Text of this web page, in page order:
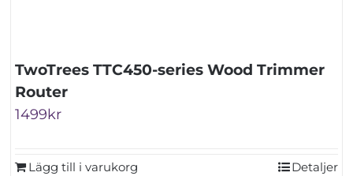
TwoTrees TTC450-series Wood Trimmer
Router
1499kr
Lägg till i varukorg Detaljer